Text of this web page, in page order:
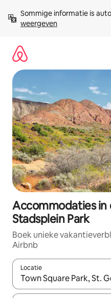
direct
naar
Sommige informatie is
weergeven
Accommodaties in
Stadsplein Park
Boek unieke
Airbnb
Locatie
Wanneer er resultaten